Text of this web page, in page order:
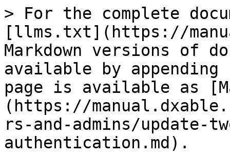
> For the complete
[llms.txt](https://
Markdown versions of
available by
page is available as
(https://
rs-and-admins/update-
authentication.md).